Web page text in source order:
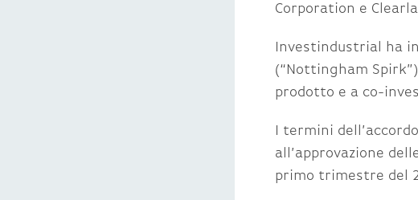
Corporation e
Investindustrial ha
(“Nottingham
prodotto e a co-
I termini
all’approvazione
primo trimestre del